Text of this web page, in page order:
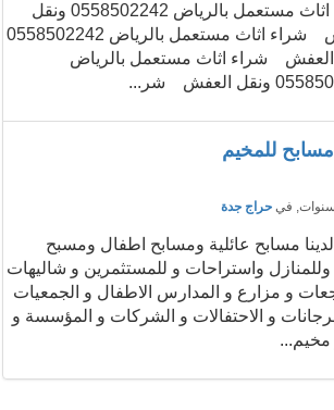
شراء اثاث مستعمل بالرياض 0558502242 ونقل
العفش شراء اثاث مستعمل بالرياض 0558502242
شراء اثاث مستعمل بالرياض
ونقل العفش شر...
مسابح للمخيم
, في حراج جدة
مسابح عائلية ومسابح اطفال ومسبح
وللمنازل واستراحات و للمستثمرين و شاليهات
و مزارع و المدارس الاطفال و الجمعيات
و الاحتفالات و الشركات و المؤسسة و
مخيم...